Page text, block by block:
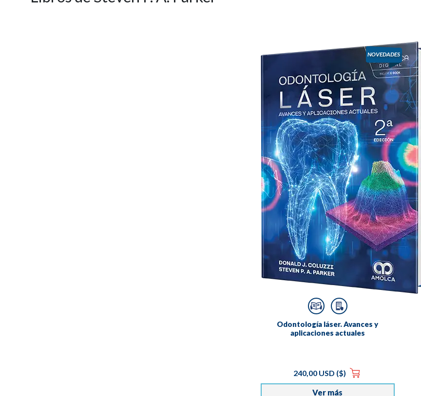
Odontología láser. Avances y
aplicaciones actuales
240,00 USD ($)
Ver más